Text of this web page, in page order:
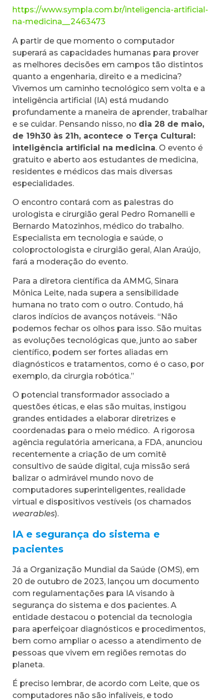
https://www.sympla.com.br/inteligencia-artificial-
na-medicina__2463473
A partir de que momento o computador
superará as capacidades humanas para prover
as melhores decisões em campos tão distintos
quanto a engenharia, direito e a medicina?
Vivemos um caminho tecnológico sem volta e a
inteligência artificial (IA) está mudando
profundamente a maneira de aprender, trabalhar
e se cuidar. Pensando nisso, no dia 28 de maio,
de 19h30 às 21h, acontece o Terça Cultural:
inteligência artificial na medicina. O evento é
gratuito e aberto aos estudantes de medicina,
residentes e médicos das mais diversas
especialidades.
O encontro contará com as palestras do
urologista e cirurgião geral Pedro Romanelli e
Bernardo Matozinhos, médico do trabalho.
Especialista em tecnologia e saúde, o
coloproctologista e cirurgião geral, Alan Araújo,
fará a moderação do evento.
Para a diretora científica da AMMG, Sinara
Mônica Leite, nada supera a sensibilidade
humana no trato com o outro. Contudo, há
claros indícios de avanços notáveis. “Não
podemos fechar os olhos para isso. São muitas
as evoluções tecnológicas que, junto ao saber
científico, podem ser fortes aliadas em
diagnósticos e tratamentos, como é o caso, por
exemplo, da cirurgia robótica.”
O potencial transformador associado a
questões éticas, e elas são muitas, instigou
grandes entidades a elaborar diretrizes e
coordenadas para o meio médico. A rigorosa
agência regulatória americana, a FDA, anunciou
recentemente a criação de um comitê
consultivo de saúde digital, cuja missão será
balizar o admirável mundo novo de
computadores superinteligentes, realidade
virtual e dispositivos vestíveis (os chamados
wearables).
IA e segurança do sistema e
pacientes
Já a Organização Mundial da Saúde (OMS), em
20 de outubro de 2023, lançou um documento
com regulamentações para IA visando à
segurança do sistema e dos pacientes. A
entidade destacou o potencial da tecnologia
para aperfeiçoar diagnósticos e procedimentos,
bem como ampliar o acesso a atendimento de
pessoas que vivem em regiões remotas do
planeta.
É preciso lembrar, de acordo com Leite, que os
computadores não são infalíveis, e todo